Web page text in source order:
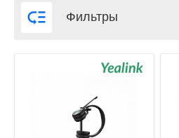
 Фильтры